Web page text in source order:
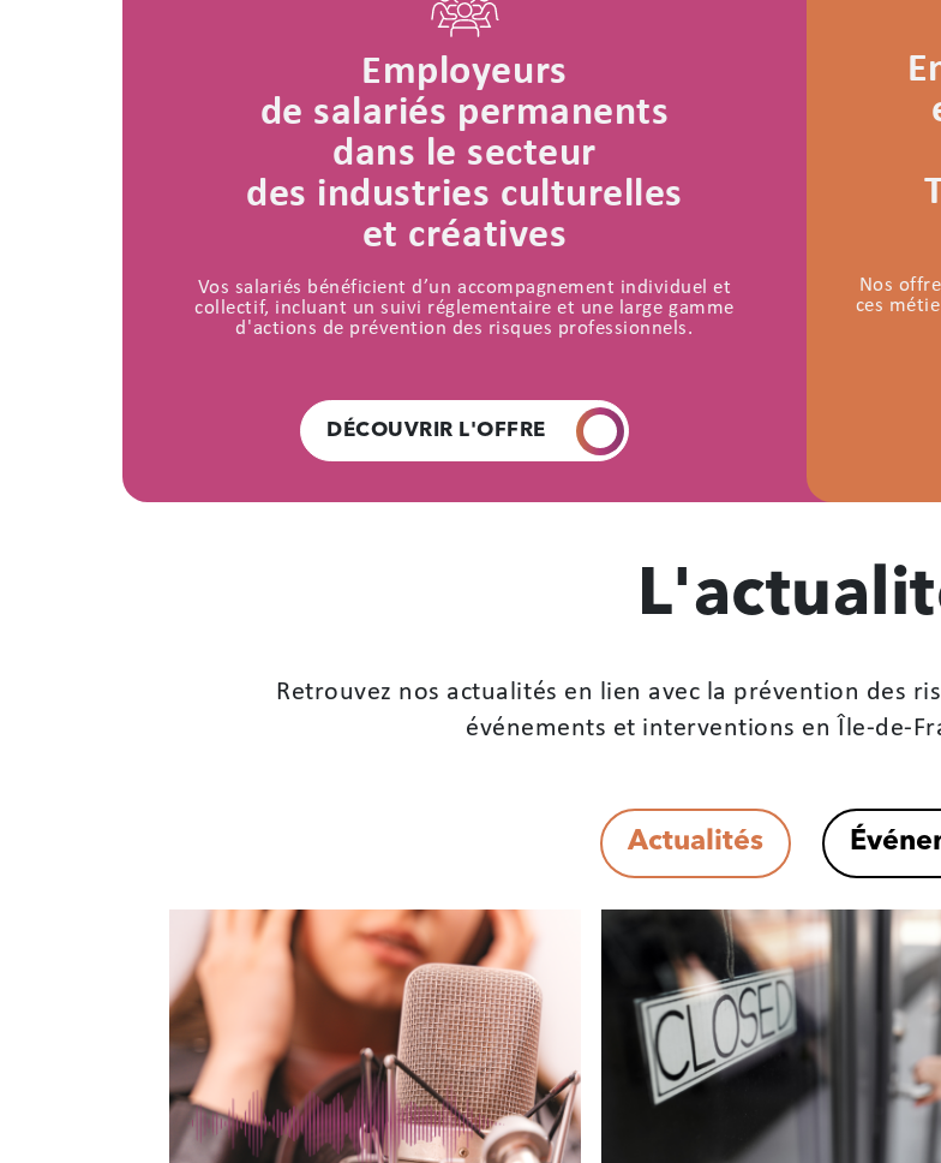
Employeurs
de salariés permanents
dans le secteur
des industries culturelles
et créatives
Vos salariés bénéficient d’un accompagnement individuel et
collectif, incluant un suivi réglementaire et une large gamme
d'actions de prévention des risques professionnels.
DÉCOUVRIR L'OFFRE
Nos
ces
Retrouvez nos actualités en lien avec la prévention des
événements et interventions en Île-de-